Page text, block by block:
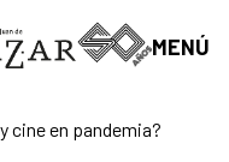
MENÚ
cine en pandemia?